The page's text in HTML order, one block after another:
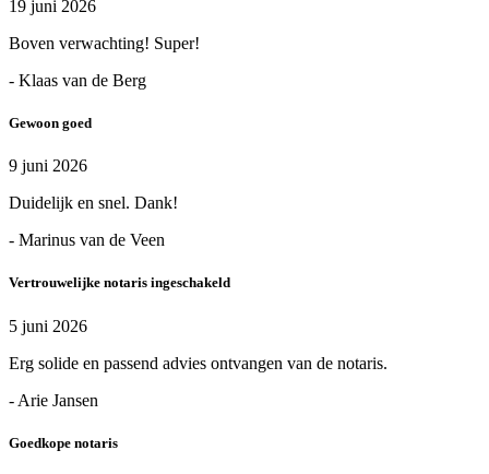
19 juni 2026
Boven verwachting! Super!
- Klaas van de Berg
Gewoon goed
9 juni 2026
Duidelijk en snel. Dank!
- Marinus van de Veen
Vertrouwelijke notaris ingeschakeld
5 juni 2026
Erg solide en passend advies ontvangen van de notaris.
- Arie Jansen
Goedkope notaris